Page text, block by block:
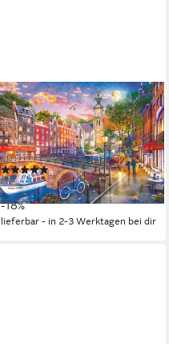
RAVENSBURGER
Puzzle Sonnenuntergang
Amsterdam 1000p, 1000
Puzzleteile, Made in Germany
(14)
ab 13,99 € UVP16,99 €
-18%
lieferbar - in 2-3 Werktagen bei dir